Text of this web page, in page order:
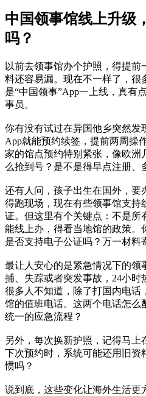
中国领事馆线上升级
吗？
以前去领事馆办个护照，得提
料还容易漏。现在不一样了，很
是“中国领事”App一上线，真有
事员。
你有没有试过在异国他乡突然发
App就能预约续签，提前两周操
家的馆点预约特别紧张，像欧洲
么抢到号？是不是得早点注册、
还有人问，孩子出生在国外，要
得跑现场，现在有些领事馆支持
证。但这里有个关键点：不是所
能线上办，得看当地馆的政策。
是否支持电子公证吗？万一材料
最让人安心的是紧急情况下的领
捕、失踪或者突发事故，24小时
很多人不知道，除了打国内电话
馆的值班电话。这两个电话怎么
统一的应急流程？
另外，每次换新护照，记得马上
下次预约时，系统可能还用旧资
惯吗？
说到底，这些变化让海外生活更